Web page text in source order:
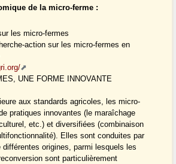
de la micro-ferme :
les micro-fermes
action sur les micro-fermes en
UNE FORME INNOVANTE
aux standards agricoles, les micro-
pratiques innovantes (le maraîchage
etc.) et diversifiées (combinaison
Elles sont conduites par
différentes origines, parmi lesquels les
sont particulièrement